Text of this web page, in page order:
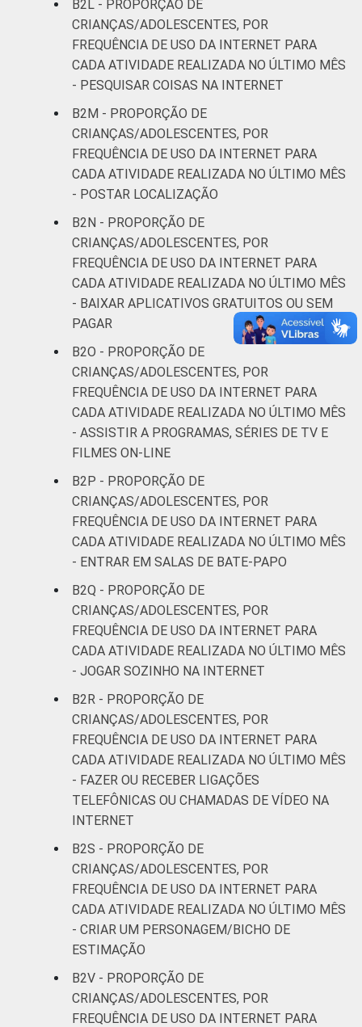
B2L - PROPORÇÃO DE
CRIANÇAS/ADOLESCENTES, POR
FREQUÊNCIA DE USO DA INTERNET PARA
CADA ATIVIDADE REALIZADA NO ÚLTIMO MÊS
- PESQUISAR COISAS NA INTERNET
B2M - PROPORÇÃO DE
CRIANÇAS/ADOLESCENTES, POR
FREQUÊNCIA DE USO DA INTERNET PARA
CADA ATIVIDADE REALIZADA NO ÚLTIMO MÊS
- POSTAR LOCALIZAÇÃO
B2N - PROPORÇÃO DE
CRIANÇAS/ADOLESCENTES, POR
FREQUÊNCIA DE USO DA INTERNET PARA
CADA ATIVIDADE REALIZADA NO ÚLTIMO MÊS
- BAIXAR APLICATIVOS GRATUITOS OU SEM
PAGAR
B2O - PROPORÇÃO DE
CRIANÇAS/ADOLESCENTES, POR
FREQUÊNCIA DE USO DA INTERNET PARA
CADA ATIVIDADE REALIZADA NO ÚLTIMO MÊS
- ASSISTIR A PROGRAMAS, SÉRIES DE TV E
FILMES ON-LINE
B2P - PROPORÇÃO DE
CRIANÇAS/ADOLESCENTES, POR
FREQUÊNCIA DE USO DA INTERNET PARA
CADA ATIVIDADE REALIZADA NO ÚLTIMO MÊS
- ENTRAR EM SALAS DE BATE-PAPO
B2Q - PROPORÇÃO DE
CRIANÇAS/ADOLESCENTES, POR
FREQUÊNCIA DE USO DA INTERNET PARA
CADA ATIVIDADE REALIZADA NO ÚLTIMO MÊS
- JOGAR SOZINHO NA INTERNET
B2R - PROPORÇÃO DE
CRIANÇAS/ADOLESCENTES, POR
FREQUÊNCIA DE USO DA INTERNET PARA
CADA ATIVIDADE REALIZADA NO ÚLTIMO MÊS
- FAZER OU RECEBER LIGAÇÕES
TELEFÔNICAS OU CHAMADAS DE VÍDEO NA
INTERNET
B2S - PROPORÇÃO DE
CRIANÇAS/ADOLESCENTES, POR
FREQUÊNCIA DE USO DA INTERNET PARA
CADA ATIVIDADE REALIZADA NO ÚLTIMO MÊS
- CRIAR UM PERSONAGEM/BICHO DE
ESTIMAÇÃO
B2V - PROPORÇÃO DE
CRIANÇAS/ADOLESCENTES, POR
FREQUÊNCIA DE USO DA INTERNET PARA